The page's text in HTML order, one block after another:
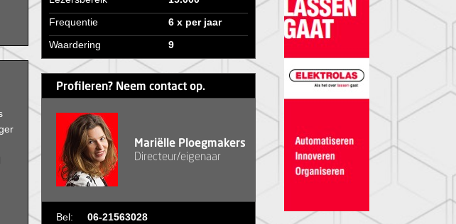
Frequentie
6 x per jaar
Waardering
9
Profileren? Neem contact op.
Mariëlle Ploegmakers
Directeur/eigenaar
Bel:
06-21563028